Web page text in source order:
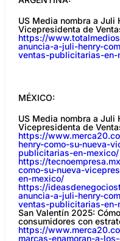
US Media nombra a Juli
Vicepresidenta de
https://
anuncia-a-juli-henry-
ventas-publicitarias-en-
MÉXICO:
US Media nombra a Juli
Vicepresidenta de
https://
henry-como-su-nueva-
publicitarias-en-mexico/
https://
como-su-nueva-
en-mexico/
https://
anuncia-a-juli-henry-
ventas-publicitarias-en-
San Valentín 2025:
consumidores con
https://
marcas-enamoran-a-